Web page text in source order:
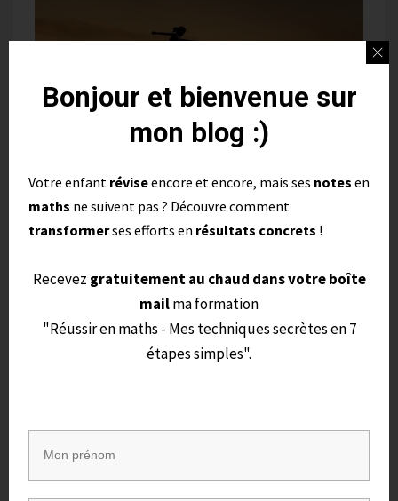
Comment transformer ses résolutions en habitudes
!
C’est pourquoi il est toujours judicieux de
ce point de départ que nous pouvons fixer
des objectifs réalistes.
Bonjour et bienvenue sur
mon blog :)
Votre enfant réviseencore et encore, mais ses notes en
maths ne suivent pas ? Découvre comment
transformerses efforts en résultats concrets !
Recevez gratuitement au chaud dans votre boîte
mailma formation
"Réussir en maths - Mes techniques secrètes en 7
étapes simples".